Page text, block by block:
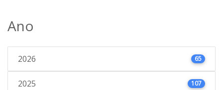
Ano
2026 65
2025 107